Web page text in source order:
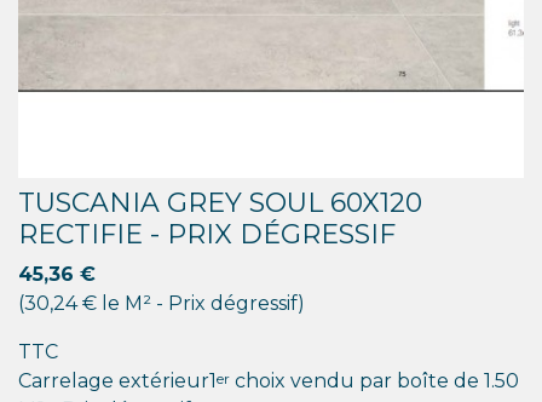
TUSCANIA GREY SOUL 60X120
RECTIFIE - PRIX DÉGRESSIF
45,36 €
(30,24 € le M² - Prix dégressif)
TTC
Carrelage extérieur1 er choix vendu par boîte de 1.50